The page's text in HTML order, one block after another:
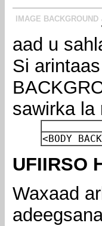
IMAGE BACKGROUND
aad u
Si
sawirka la
<BODY
UFIIRSO
Waxaad